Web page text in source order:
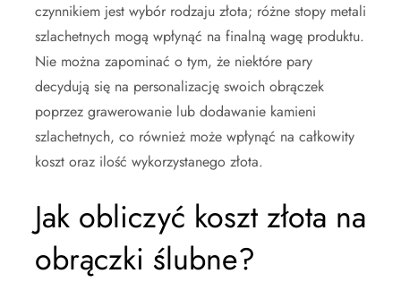
czynnikiem jest wybór rodzaju złota; różne stopy metali
szlachetnych mogą wpłynąć na finalną wagę produktu.
Nie można zapominać o tym, że niektóre pary
decydują się na personalizację swoich obrączek
poprzez grawerowanie lub dodawanie kamieni
szlachetnych, co również może wpłynąć na całkowity
koszt oraz ilość wykorzystanego złota.
Jak obliczyć koszt złota na
obrączki ślubne?